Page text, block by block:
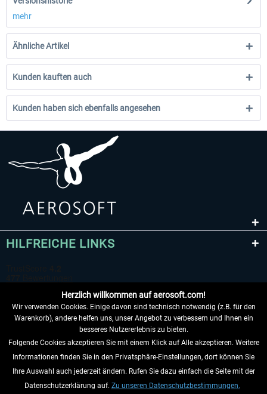
mehr
Ähnliche Artikel
Kunden kauften auch
Kunden haben sich ebenfalls angesehen
HILFREICHE LINKS
VERTRAG WIDERRUFEN
INFORMATIONEN
Herzlich willkommen auf aerosoft.com!
Wir verwenden Cookies. Einige davon sind technisch notwendig (z.B. für den
Warenkorb), andere helfen uns, unser Angebot zu verbessern und Ihnen ein
besseres Nutzererlebnis zu bieten.
Folgende Cookies akzeptieren Sie mit einem Klick auf Alle akzeptieren. Weitere
Informationen finden Sie in den Privatsphäre-Einstellungen, dort können Sie
Ihre Auswahl auch jederzeit ändern. Rufen Sie dazu einfach die Seite mit der
Datenschutzerklärung auf. Zu unseren Datenschutzbestimmungen.